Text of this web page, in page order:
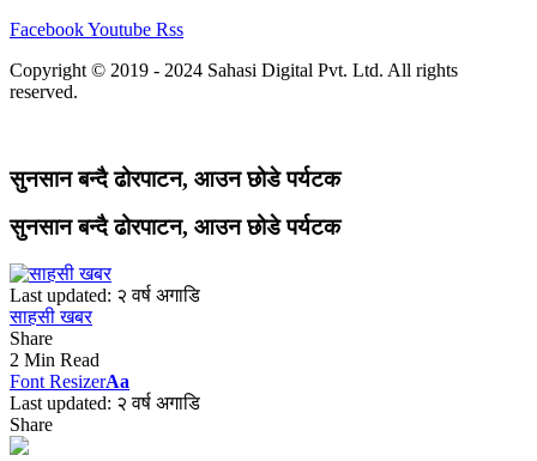
FacebookYoutube Rss
Copyright © 2019 - 2024 Sahasi Digital Pvt. Ltd. All rights
reserved.
सुनसान बन्दै ढोरपाटन, आउन छोडे पर्यटक
सुनसान बन्दै ढोरपाटन, आउन छोडे पर्यटक
Last updated: २ वर्ष अगाडि
साहसी खबर
Share
2 Min Read
Font ResizerAa
Last updated: २ वर्ष अगाडि
Share